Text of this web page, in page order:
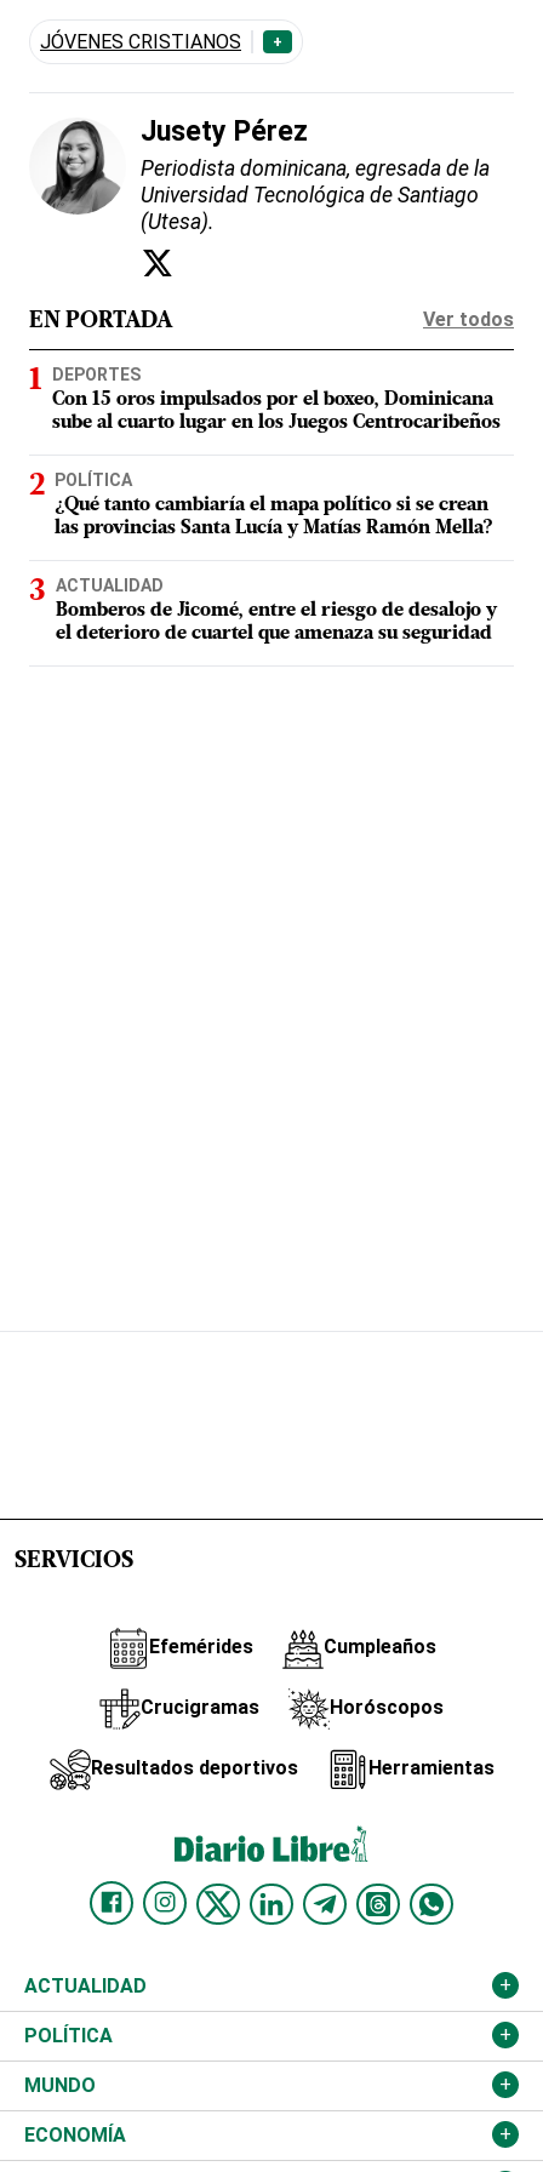
JÓVENES CRISTIANOS +
Jusety Pérez
Periodista dominicana, egresada de la
Universidad Tecnológica de Santiago
(Utesa).
EN PORTADA Ver todos
DEPORTES
Con 15 oros impulsados por el boxeo, Dominicana
sube al cuarto lugar en los Juegos Centrocaribeños
POLÍTICA
¿Qué tanto cambiaría el mapa político si se crean
las provincias Santa Lucía y Matías Ramón Mella?
ACTUALIDAD
Bomberos de Jicomé, entre el riesgo de desalojo y
el deterioro de cuartel que amenaza su seguridad
SERVICIOS
Efemérides Cumpleaños
Crucigramas Horóscopos
Resultados deportivos Herramientas
ACTUALIDAD
Nacional
Ciudad
Educación
POLÍTICA
Partidos
JCE
MUNDO
Estados Unidos
ECONOMÍA